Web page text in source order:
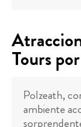
Tours
Polzeath,
ambiente